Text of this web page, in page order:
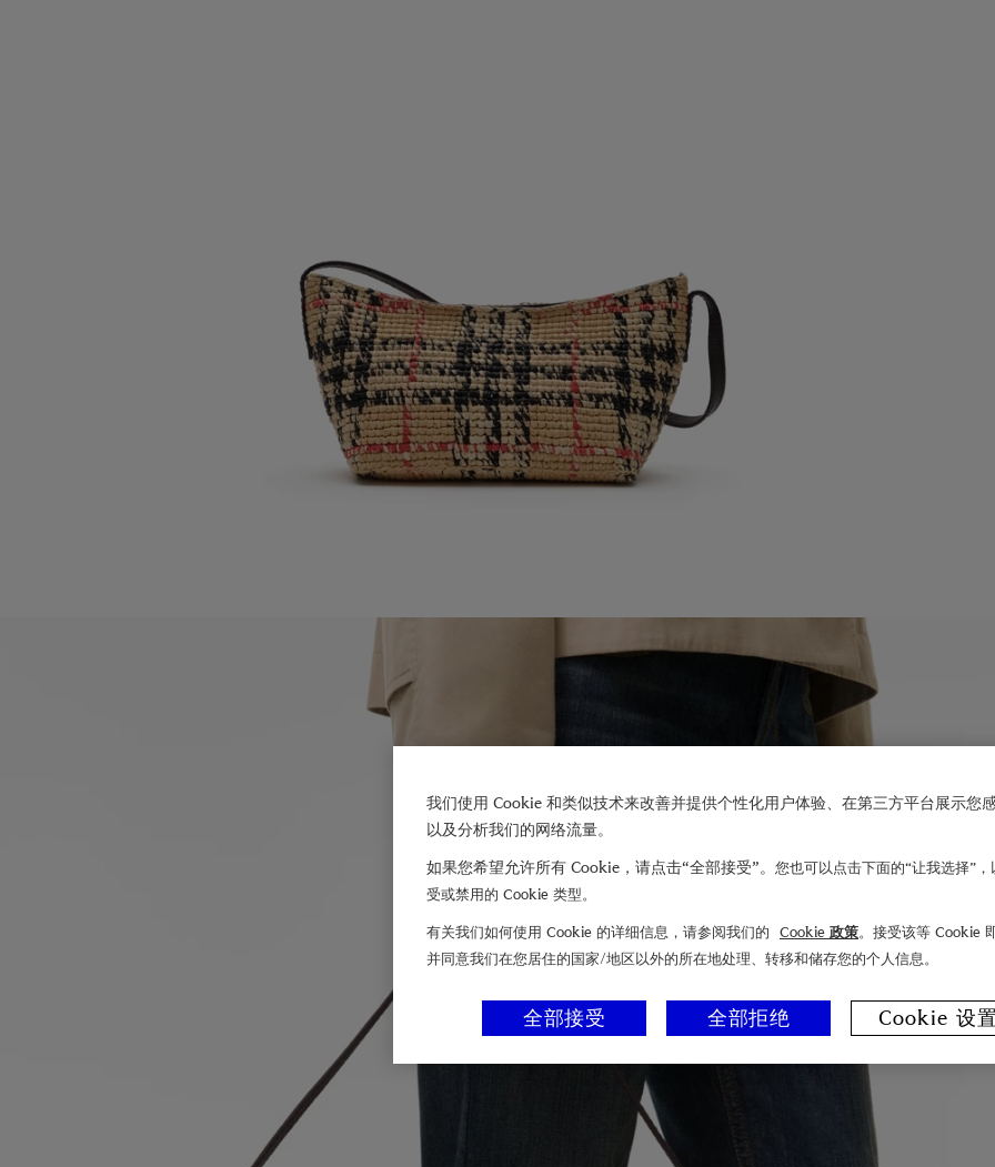
我们使用 Cookie 和类似技术来改善并提供个性化用户体验、在第三方平台展示您
以及分析我们的网络流量。
如果您希望允许所有 Cookie，请点击“全部接受”。 您也可以点击下面的“让我选择”
受或禁用的 Cookie 类型。
有关我们如何使用 Cookie 的详细信息，请参阅我们的 Cookie 政策。接受该等 Cookie
并同意我们在您居住的国家/地区以外的所在地处理、转移和储存您的个人信息。
全部拒绝
全部接受 Cookie 设